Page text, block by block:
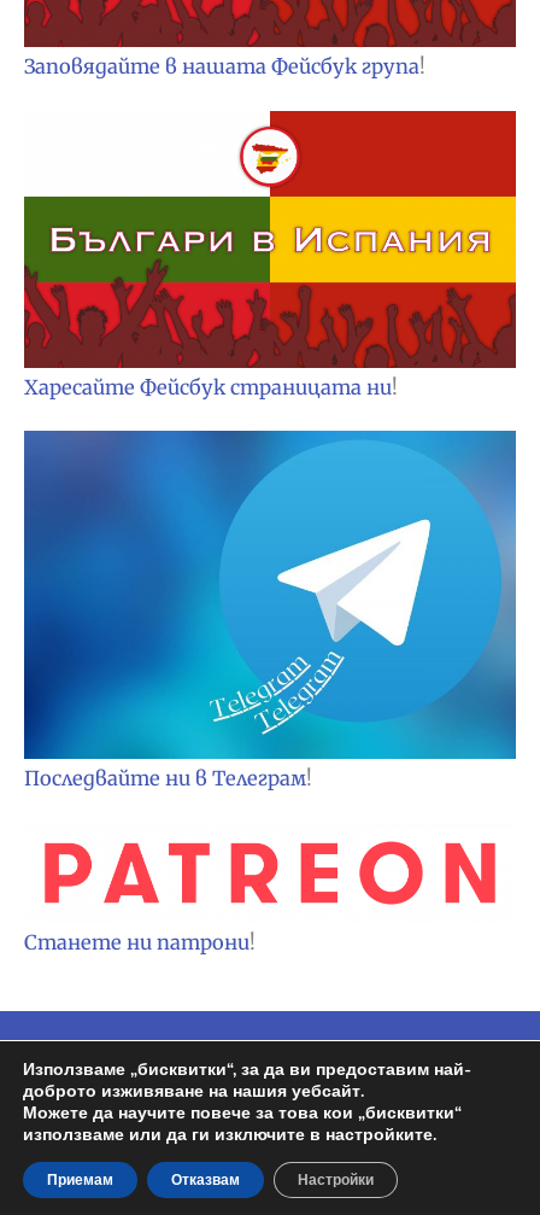
Заповядайте в нашата Фейсбук група!
Харесайте Фейсбук страницата ни!
Последвайте ни в Телеграм!
Станете ни патрони!
Copyright © 2026 Espa BG | Задвижван от
Wordpress | Design byРосен
Политика на поверителност
Използваме „бисквитки“, за да ви предоставим най-
доброто изживяване на нашия уебсайт.
Можете да научите повече за това кои „бисквитки“
използваме или да ги изключите в настройките.
Приемам Отказвам Настройки